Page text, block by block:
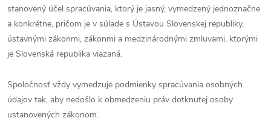
stanovený účel spracúvania, ktorý je jasný, vymedzený jednoznačne
a konkrétne, pričom je v súlade s Ústavou Slovenskej republiky,
ústavnými zákonmi, zákonmi a medzinárodnými zmluvami, ktorými
je Slovenská republika viazaná.
Spoločnosť vždy vymedzuje podmienky spracúvania osobných
údajov tak, aby nedošlo k obmedzeniu práv dotknutej osoby
ustanovených zákonom.